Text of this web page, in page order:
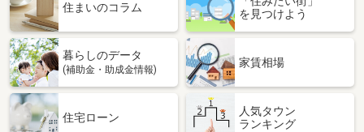
価 格
4.60万円
愛知県名古屋市港区東蟹田
専有面積 24.9m²
間取り
愛知県名古屋市瑞穂区東栄町１
住まいのコラム
を見つけよう
暮らしのデータ
(補助金・助成金情報)
家賃相場
住宅ローン
人気タウン
ランキング